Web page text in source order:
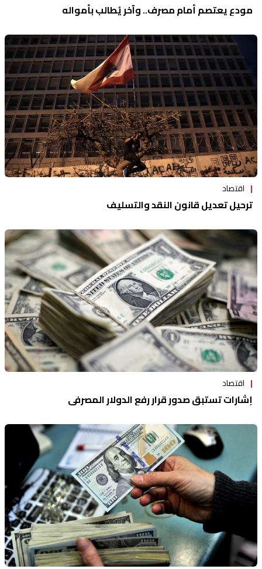
مودع يعتصم أمام مصرف.. وآخر يُطالب بأمواله
اقتصاد
ترحيل تعديل قانون النقد والتسليف
اقتصاد
إشارات تستبق صدور قرار رفع الدولار المصرفي